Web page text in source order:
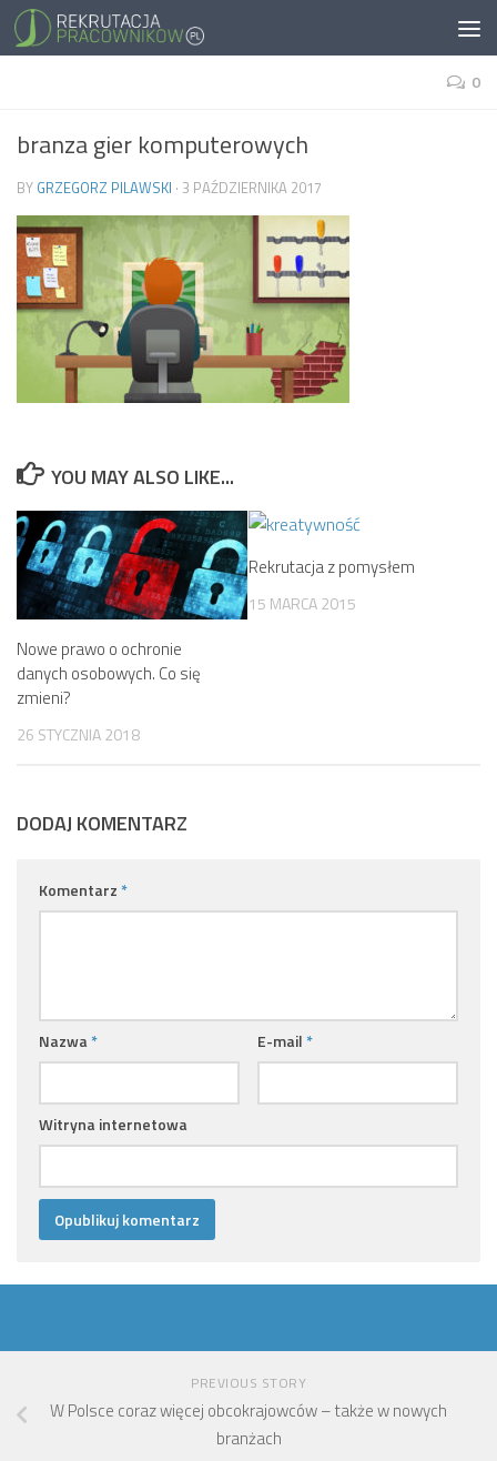
0
branza gier komputerowych
BY GRZEGORZ PILAWSKI · 3 PAŹDZIERNIKA 2017
YOU MAY ALSO LIKE...
Nowe prawo o ochronie
danych osobowych. Co się
zmieni?
26 STYCZNIA 2018
Rekrutacja z pomysłem
15 MARCA 2015
DODAJ KOMENTARZ
Komentarz *
Nazwa * E-mail *
Witryna internetowa
PREVIOUS STORY
W Polsce coraz więcej obcokrajowców – także w nowych
branżach